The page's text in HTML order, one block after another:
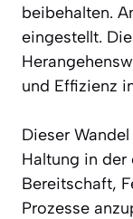
beibehalten.
eingestellt.
und Effizienz
Dieser
Haltung in der
Bereitschaft,
Prozesse